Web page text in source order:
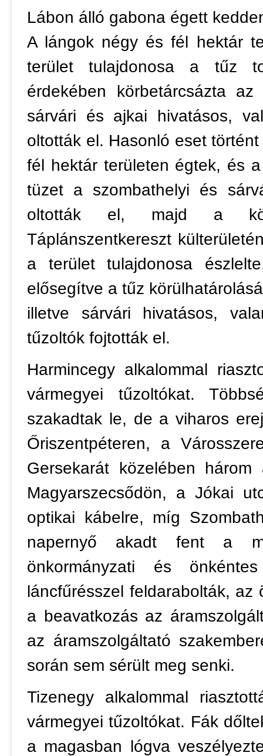
Lábon álló gabona égett
A lángok négy és fél hektár
terület tulajdonosa a tűz
érdekében körbetárcsázta
sárvári és ajkai hivatásos,
oltották el. Hasonló eset
fél hektár területen égtek, és
tüzet a szombathelyi és
oltották el, majd a
Táplánszentkereszt
a terület tulajdonosa
elősegítve a tűz
illetve sárvári hivatásos,
tűzoltók fojtották el.
Harmincegy alkalommal
vármegyei tűzoltókat.
szakadtak le, de a viharos
Őriszentpéteren, a
Gersekarát közelében
Magyarszecsődön, a Jókai
optikai kábelre, míg
napernyő akadt fent a
önkormányzati és
láncfűrésszel feldarabolták,
a beavatkozás az
az áramszolgáltató
során sem sérült meg senki.
Tizenegy alkalommal
vármegyei tűzoltókat. Fák
a magasban lógva